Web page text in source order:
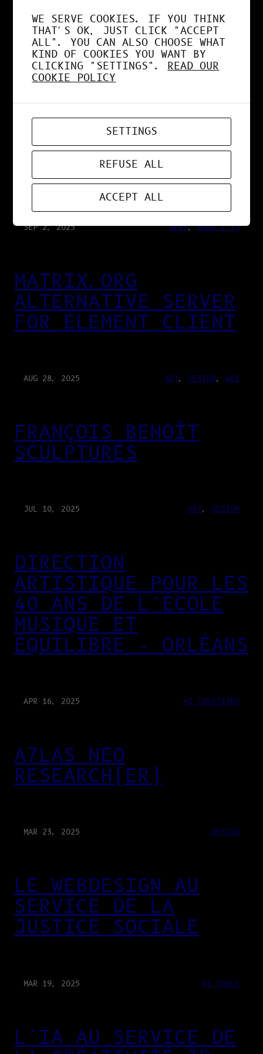
SEP 25, 2025 RESEARCH 2.13
IA VS HUMAIN : LA
VÉRITÉ SUR LA
CONSOMMATION
ÉNERGÉTIQUE
SEP 2, 2025 NEWS, WORK 2.13
MATRIX.ORG
ALTERNATIVE SERVER
FOR ELEMENT CLIENT
AUG 28, 2025 ART, DESIGN, WEB
FRANÇOIS BENOÎT
SCULPTURES
JUL 10, 2025 ART, DESIGN
DIRECTION
ARTISTIQUE POUR LES
40 ANS DE L’ÉCOLE
MUSIQUE ET
ÉQUILIBRE – ORLÉANS
APR 16, 2025 AI CREATIONS
A7LAS NEO
RESEARCH(ER)
MAR 23, 2025 DESIGN
LE WEBDESIGN AU
SERVICE DE LA
JUSTICE SOCIALE
MAR 19, 2025 AI TOOLS
L’IA AU SERVICE DE
WE SERVE COOKIES. IF YOU THINK
THAT'S OK, JUST CLICK "ACCEPT
ALL". YOU CAN ALSO CHOOSE WHAT
KIND OF COOKIES YOU WANT BY
CLICKING "SETTINGS". READ OUR
COOKIE POLICY
SETTINGS
REFUSE ALL
ACCEPT ALL